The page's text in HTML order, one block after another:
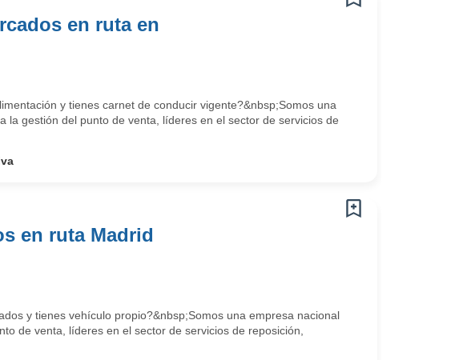
en ruta en
y tienes carnet de conducir vigente?&nbsp;Somos una
la gestión del punto de venta, líderes en el sector de servicios de
en ruta Madrid
y tienes vehículo propio?&nbsp;Somos una empresa nacional
de venta, líderes en el sector de servicios de reposición,